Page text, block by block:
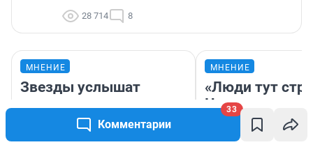
Комментарии
33
28 714 8
МНЕНИЕ
Звезды услышат
желания: шесть
небесных тел
выстроятся в линию на
МНЕНИЕ
«Люди тут
Чем
непонятный
герои которого